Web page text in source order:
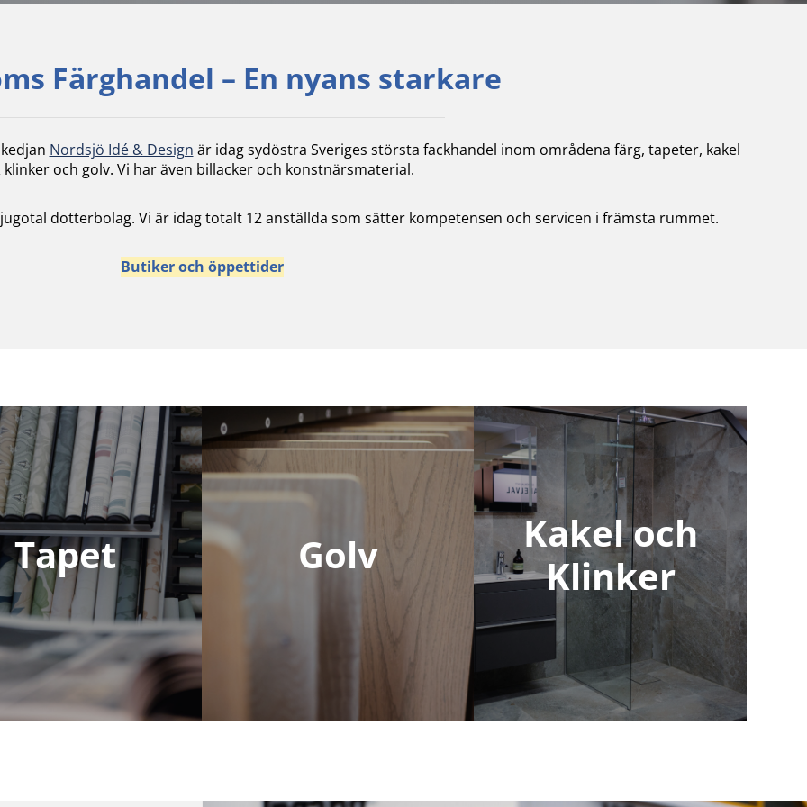
Färghandel – En nyans starkare
Nordsjö Idé & Design är idag sydöstra Sveriges största fackhandel inom områdena färg, tapeter, kakel
klinker och golv. Vi har även billacker och konstnärsmaterial.
dotterbolag. Vi är idag totalt 12 anställda som sätter kompetensen och servicen i främsta rummet.
Butiker och öppettider
Tapet Golv
Kakel och
Klinker